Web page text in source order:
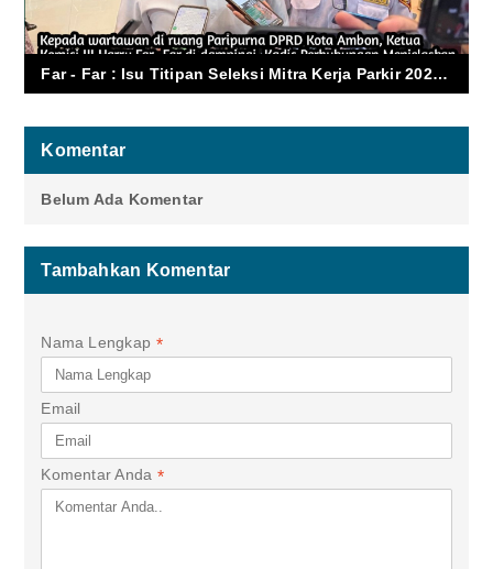
Far - Far : Isu Titipan Seleksi Mitra Kerja Parkir 2026 Tidak Benar
Komentar
Belum Ada Komentar
Tambahkan Komentar
Nama Lengkap *
Email
Komentar Anda *